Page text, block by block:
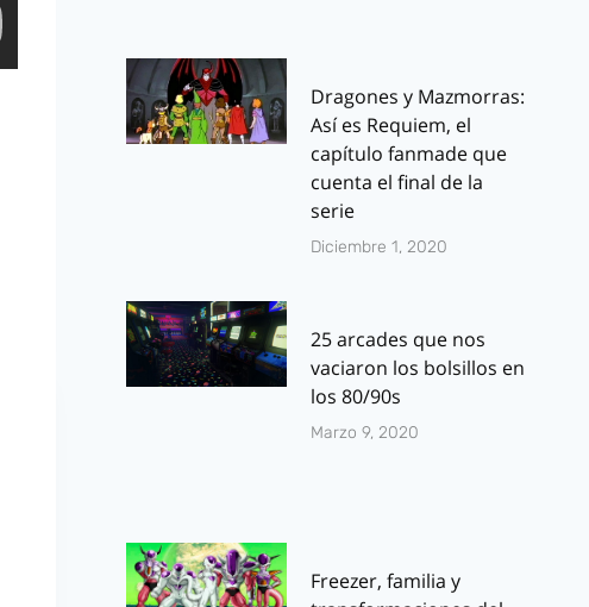
Dragones y Mazmorras:
Así es Requiem, el
capítulo fanmade que
cuenta el final de la
serie
Diciembre 1, 2020
25 arcades que nos
vaciaron los bolsillos en
los 80/90s
Marzo 9, 2020
Freezer, familia y